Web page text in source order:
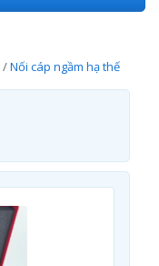
/Nối cáp ngầm hạ thế